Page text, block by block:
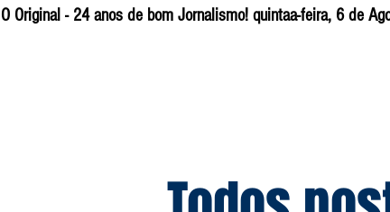
O Original - 24 anos de bom Jornalismo! quintaa-feira, 6 de